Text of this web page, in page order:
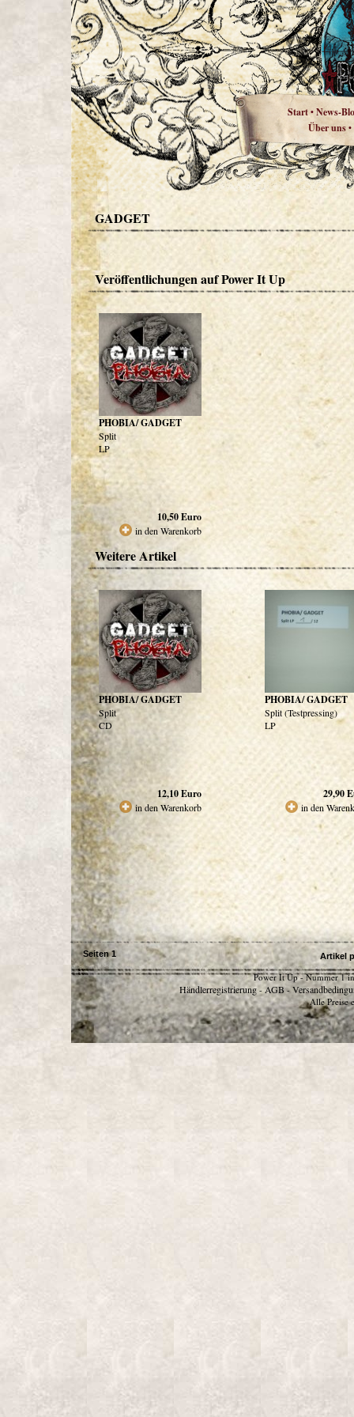
Start•News-
Über uns•
GADGET
Veröffentlichungen auf Power It Up
PHOBIA/ GADGET
Split
LP
10,50Euro
in den Warenkorb
Weitere Artikel
PHOBIA/ GADGET
Split
CD
12,10Euro
in den Warenkorb
PHOBIA/ GADGET
Split (Testpressing)
LP
29,90
in den
Seiten 1 Artikel
Power It Up - Nummer 1
Händlerregistrierung - AGB -
Alle Preise